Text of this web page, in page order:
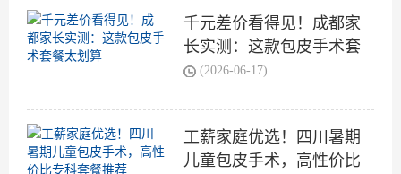
千元差价看得见！成都家
长实测：这款包皮手术套
餐太划算
(2026-06-17)
工薪家庭优选！四川暑期
儿童包皮手术，高性价比